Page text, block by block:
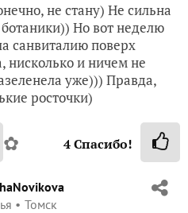
не стану) Не сильна
Но вот неделю
санвиталию поверх
нисколько и ничем не
уже))) Правда,
росточки)
✿ 4Спасибо!
Томск